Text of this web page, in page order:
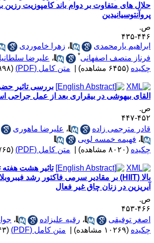
های متفاوت بر دوام باند کامپوزیت رزین
۴۳۵
یارمحمدی
،زهرا خاموردی
منصف اصفهانی
،علیرضا سلطانیان
(۶۴۵۵ مشاهده) | متن کامل (PDF) (۱۹۹۸ دریافت)
بررسی تاثیر
بیهوشی در بیقراری بعد از عمل جراحی
۴۴۷
مترجمی زاده
،علیرضا ماهوری
،فهیمه خمسه لویی
(۸۰۲۰ مشاهده) | متن کامل (PDF) (۲۷۶۵ دریافت)
تاثیر هشت هفته
در زنان چاق غیر فعال
۴۵۳
توفیقی
،رقیه علیزاده ،
(۱۰۲۶۹ مشاهده) | متن کامل (PDF) (۴۷۴۳ دریافت)